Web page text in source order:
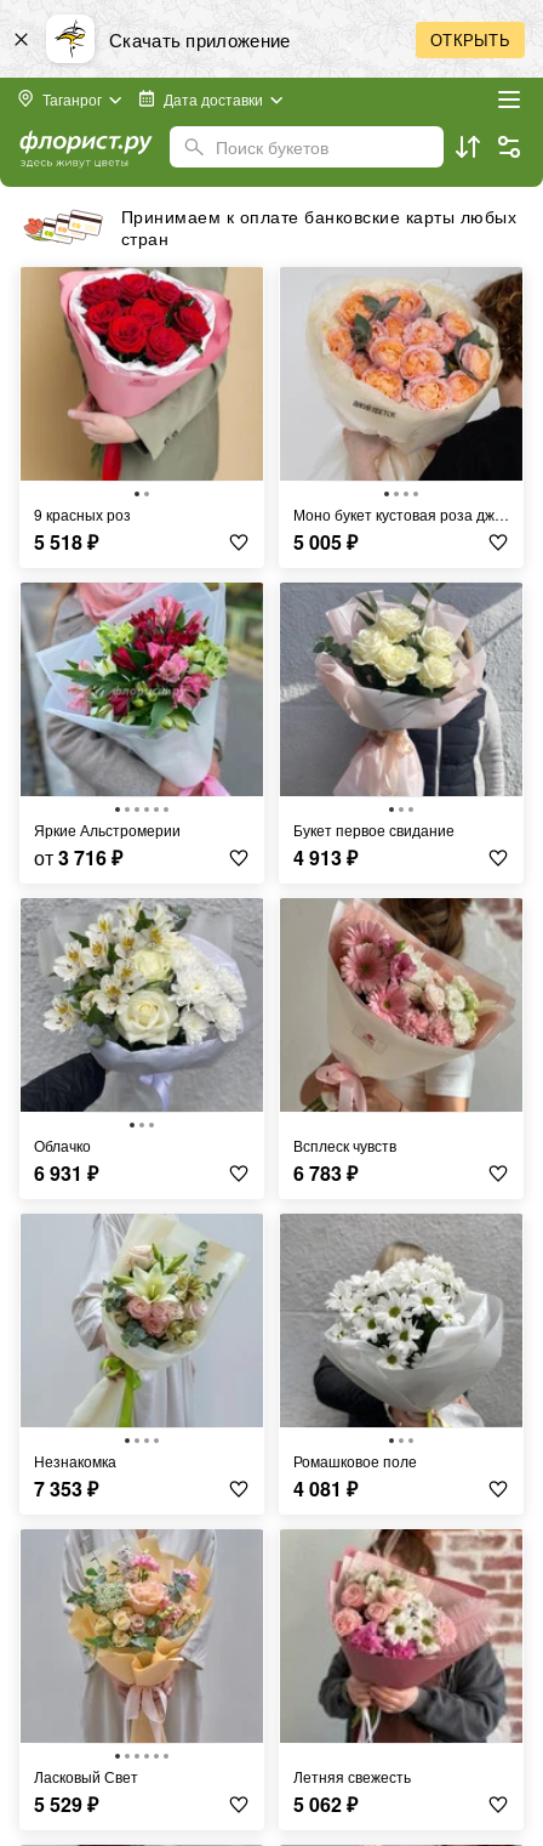
Скачать приложение ОТКРЫТЬ
Таганрог Дата доставки
Поиск букетов
Бесплатная доставка в пределах города
9 красных роз
5 518₽
Моно букет кустовая роза джульетта с эвкалиптом
5 005₽
Яркие Альстромерии
от3 716₽
Букет первое свидание
4 913₽
Облачко
6 931 ₽
Всплеск чувств
6 783₽
Незнакомка
7 353₽
Ромашковое поле
4 081 ₽
Ласковый Свет
5 529₽
Летняя свежесть
5 062₽